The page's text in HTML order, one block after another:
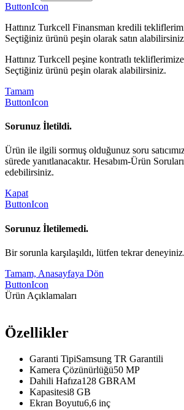
ButtonIcon
Hattınız Turkcell Finansman kredili
Seçtiğiniz ürünü peşin olarak satın
Hattınız Turkcell peşine kontratlı
Seçtiğiniz ürünü peşin olarak alabilirsiniz.
Tamam
ButtonIcon
Sorunuz İletildi.
Ürün ile ilgili sormuş olduğunuz soru
sürede yanıtlanacaktır. Hesabım-Ürün
edebilirsiniz.
Kapat
ButtonIcon
Sorunuz İletilemedi.
Bir sorunla karşılaşıldı, lütfen tekrar deneyiniz.
Tamam, Anasayfaya Dön
ButtonIcon
Ürün Açıklamaları
Özellikler
Garanti TipiSamsung TR Garantili
Kamera Çözünürlüğü50 MP
Dahili Hafıza128 GBRAM
Kapasitesi8 GB
Ekran Boyutu6,6 inç